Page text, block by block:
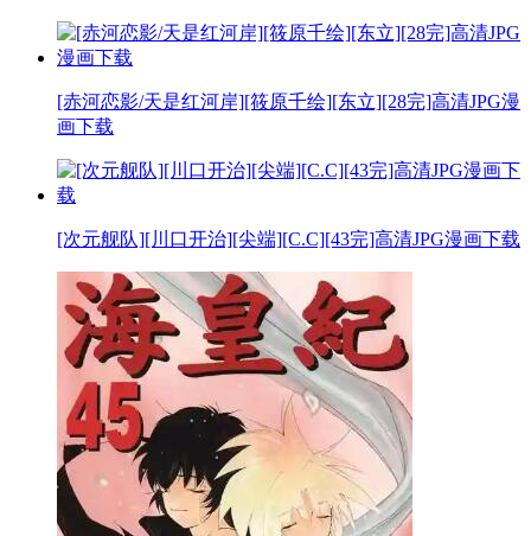
[赤河恋影/天是红河岸][筱原千绘][东立][28完]高清JPG漫
画下载
[次元舰队][川口开治][尖端][C.C][43完]高清JPG漫画下载